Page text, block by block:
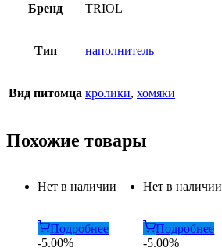
Бренд TRIOL
Тип наполнитель
Вид питомца кролики, хомяки
Похожие товары
Нет в наличии
Подробнее
-5.00%
Нет в наличии
Подробнее
-5.00%